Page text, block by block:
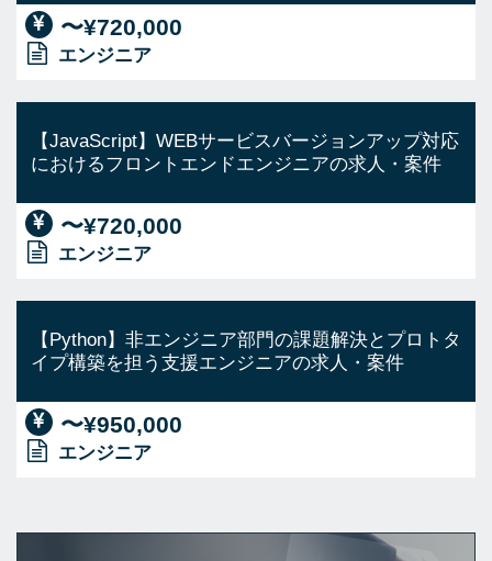
〜¥720,000
エンジニア
【JavaScript】WEBサービスバージョンアップ対応
におけるフロントエンドエンジニアの求人・案件
〜¥720,000
エンジニア
【Python】非エンジニア部門の課題解決とプロトタ
イプ構築を担う支援エンジニアの求人・案件
〜¥950,000
エンジニア